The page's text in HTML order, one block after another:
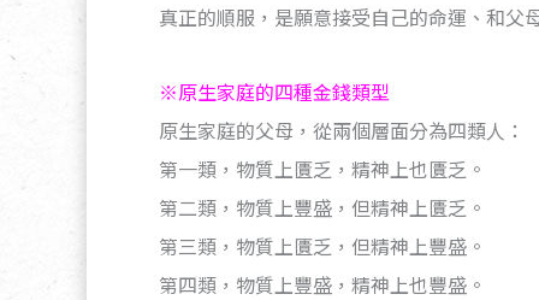
真正的順服，是願意接受自己的命運、和父
※原生家庭的四種金錢類型
原生家庭的父母，從兩個層面分為四類人：
第一類，物質上匱乏，精神上也匱乏。
第二類，物質上豐盛，但精神上匱乏。
第三類，物質上匱乏，但精神上豐盛。
第四類，物質上豐盛，精神上也豐盛。